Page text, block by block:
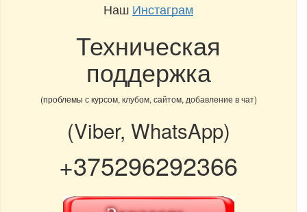
Наш Инстаграм
Техническая
поддержка
(проблемы с курсом, клубом, сайтом, добавление в чат)
(Viber, WhatsApp)
+375296292366